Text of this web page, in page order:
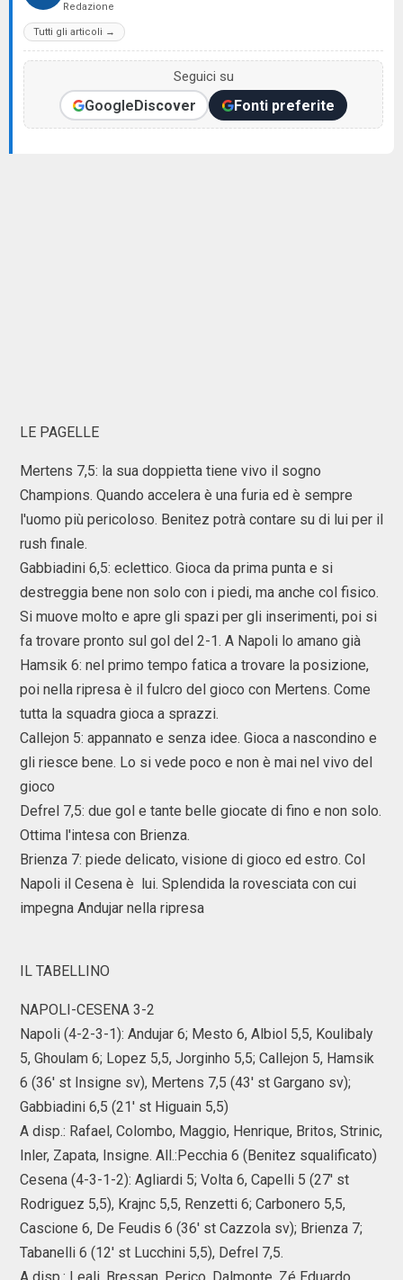
Redazione
Tutti gli articoli →
Seguici su
GoogleDiscover Fonti preferite
LE PAGELLE
Mertens 7,5: la sua doppietta tiene vivo il sogno
Champions. Quando accelera è una furia ed è sempre
l'uomo più pericoloso. Benitez potrà contare su di lui per il
rush finale.
Gabbiadini 6,5: eclettico. Gioca da prima punta e si
destreggia bene non solo con i piedi, ma anche col fisico.
Si muove molto e apre gli spazi per gli inserimenti, poi si
fa trovare pronto sul gol del 2-1. A Napoli lo amano già
Hamsik 6: nel primo tempo fatica a trovare la posizione,
poi nella ripresa è il fulcro del gioco con Mertens. Come
tutta la squadra gioca a sprazzi.
Callejon 5: appannato e senza idee. Gioca a nascondino e
gli riesce bene. Lo si vede poco e non è mai nel vivo del
gioco
Defrel 7,5: due gol e tante belle giocate di fino e non solo.
Ottima l'intesa con Brienza.
Brienza 7: piede delicato, visione di gioco ed estro. Col
Napoli il Cesena è lui. Splendida la rovesciata con cui
impegna Andujar nella ripresa
IL TABELLINO
NAPOLI-CESENA 3-2
Napoli (4-2-3-1): Andujar 6; Mesto 6, Albiol 5,5, Koulibaly
5, Ghoulam 6; Lopez 5,5, Jorginho 5,5; Callejon 5, Hamsik
6 (36' st Insigne sv), Mertens 7,5 (43' st Gargano sv);
Gabbiadini 6,5 (21' st Higuain 5,5)
A disp.: Rafael, Colombo, Maggio, Henrique, Britos, Strinic,
Inler, Zapata, Insigne. All.:Pecchia 6 (Benitez squalificato)
Cesena (4-3-1-2): Agliardi 5; Volta 6, Capelli 5 (27' st
Rodriguez 5,5), Krajnc 5,5, Renzetti 6; Carbonero 5,5,
Cascione 6, De Feudis 6 (36' st Cazzola sv); Brienza 7;
Tabanelli 6 (12' st Lucchini 5,5), Defrel 7,5.